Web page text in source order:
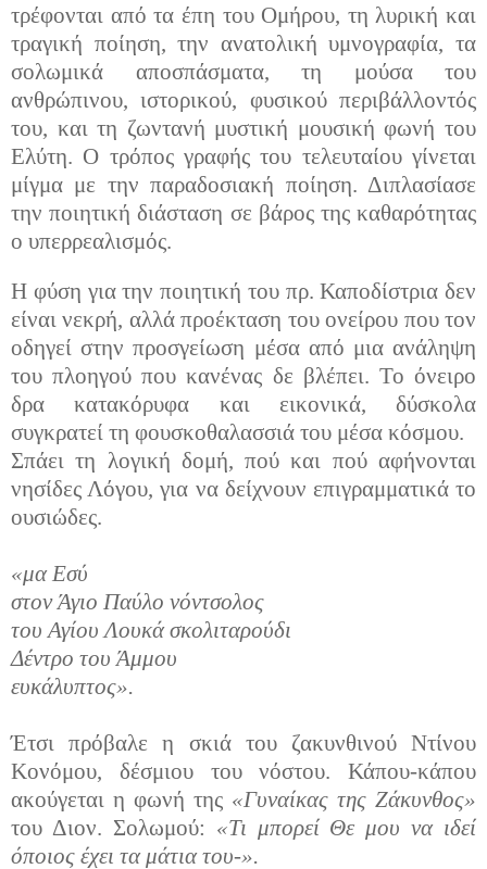
τρέφονται από τα έπη του Ομήρου, τη λυρική και
τραγική ποίηση, την ανατολική υμνογραφία, τα
σολωμικά αποσπάσματα, τη μούσα του
ανθρώπινου, ιστορικού, φυσικού περιβάλλοντός
του, και τη ζωντανή μυστική μουσική φωνή του
Ελύτη. Ο τρόπος γραφής του τελευταίου γίνεται
μίγμα με την παραδοσιακή ποίηση. Διπλασίασε
την ποιητική διάσταση σε βάρος της καθαρότητας
ο υπερρεαλισμός.
Η φύση για την ποιητική του πρ. Καποδίστρια δεν
είναι νεκρή, αλλά προέκταση του ονείρου που τον
οδηγεί στην προσγείωση μέσα από μια ανάληψη
του πλοηγού που κανένας δε βλέπει. Το όνειρο
δρα κατακόρυφα και εικονικά, δύσκολα
συγκρατεί τη φουσκοθαλασσιά του μέσα κόσμου.
Σπάει τη λογική δομή, πού και πού αφήνονται
νησίδες Λόγου, για να δείχνουν επιγραμματικά το
ουσιώδες.
«μα Εσύ
στον Άγιο Παύλο νόντσολος
του Αγίου Λουκά σκολιταρούδι
Δέντρο του Άμμου
ευκάλυπτος».
Έτσι πρόβαλε η σκιά του ζακυνθινού Ντίνου
Κονόμου, δέσμιου του νόστου. Κάπου-κάπου
ακούγεται η φωνή της «Γυναίκας της Ζάκυνθος»
του Διον. Σολωμού: «Τι μπορεί Θε μου να ιδεί
όποιος έχει τα μάτια του-».